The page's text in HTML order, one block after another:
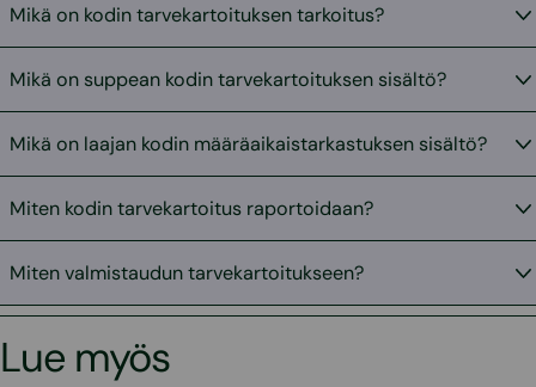
Mikä on kodin tarvekartoituksen tarkoitus?
Mikä on suppean kodin tarvekartoituksen sisältö?
Mikä on laajan kodin määräaikaistarkastuksen sisältö?
Miten kodin tarvekartoitus raportoidaan?
Miten valmistaudun tarvekartoitukseen?
Lue myös